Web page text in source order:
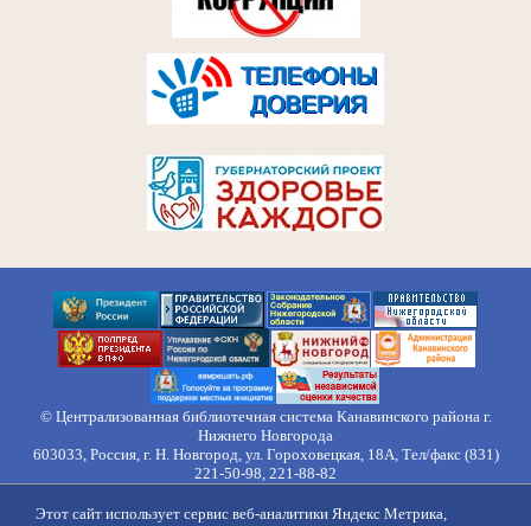
© Централизованная библиотечная система Канавинского района г.
Нижнего Новгорода
603033, Россия, г. Н. Новгород, ул. Гороховецкая, 18А, Тел/факс (831)
221-50-98, 221-88-82
Этот сайт использует сервис веб-аналитики Яндекс Метрика,